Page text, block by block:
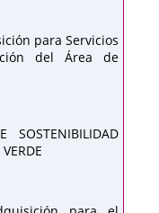
para Servicios
del Área de
SOSTENIBILIDAD